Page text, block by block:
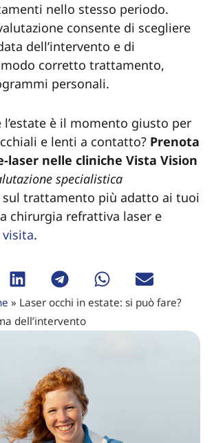
» Laser occhi in estate: si può fare?
dell’intervento
nello stesso periodo.
consente di scegliere
dell’intervento e di
corretto trattamento,
personali.
l’estate è il momento giusto per
e lenti a contatto? Prenota
laser nelle cliniche Vista Vision
specialistica
sul trattamento più adatto ai tuoi
chirurgia refrattiva laser e
.